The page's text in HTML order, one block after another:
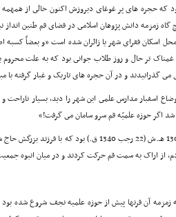
که حجره هاى پر غوغاى دیروزش اکنون خالى از
زمزمه دانش پژوهان اسلامى در فضاى قم طنین انداز
اسکان فقراى شهر یا زائران شده است «و بعضاً کسبه
تر حال و روز طلاب جوانى بود که به علت محروم
مى گذرانیدند و در آن حجره هاى تاریک و غبار گرفته
اسفبار مدارس علمى این شهر را دید، بسیار ناراحت
اگر حوزه علمیّه قم سرو سامان مى گرفت!»
آیت الله حائرى در اواخر زمستان 1300 هـ.ش (22 رجب
از اراک به سمت قم حرکت کردند و در میان انبوه
آن قرنها پیش از حوزه علمیه نجف شروع شده بود